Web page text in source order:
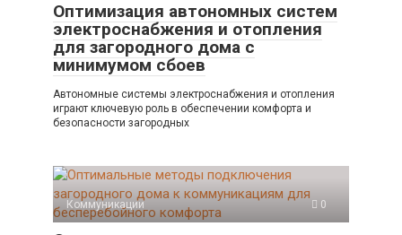
Оптимизация автономных систем
электроснабжения и отопления
для загородного дома с
минимумом сбоев
Автономные системы электроснабжения и отопления
играют ключевую роль в обеспечении комфорта и
безопасности загородных
Коммуникации 0